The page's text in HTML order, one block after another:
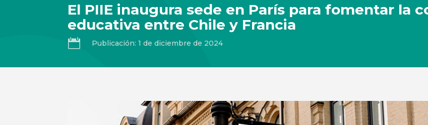
El PIIE inaugura sede en París para fomentar la
educativa entre Chile y Francia
 Publicación: 1 de diciembre de 2024